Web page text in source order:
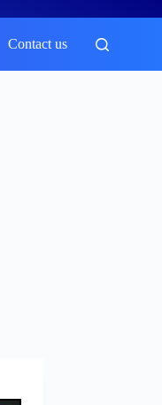
Contact us